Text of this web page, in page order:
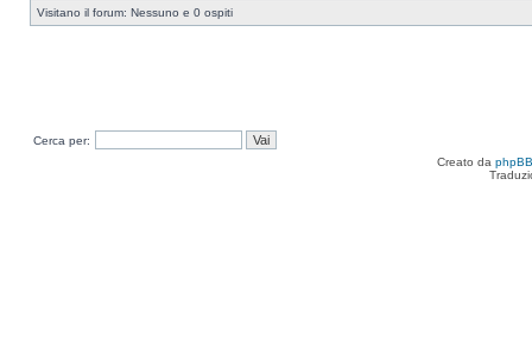
Visitano il forum: Nessuno e 0 ospiti
Cerca per:
Creato da phpBB